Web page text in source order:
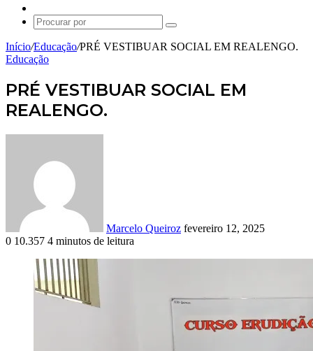
aleatório
Procurar
por
Início/Educação/PRÉ VESTIBUAR SOCIAL EM REALENGO.
Educação
PRÉ VESTIBUAR SOCIAL EM
REALENGO.
Marcelo Queiroz fevereiro 12, 2025
0 10.357 4 minutos de leitura